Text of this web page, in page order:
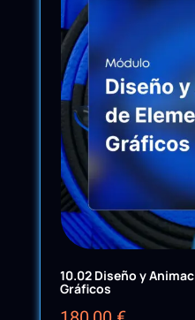
10.02 Diseño y
Gráficos